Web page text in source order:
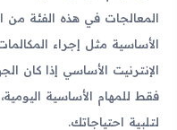
المعالجات في هذه الفئة من
الأساسية مثل إجراء
الإنترنيت الأساسي إذا كان
فقط للمهام الأساسية
لتلبية احتياجاتك.